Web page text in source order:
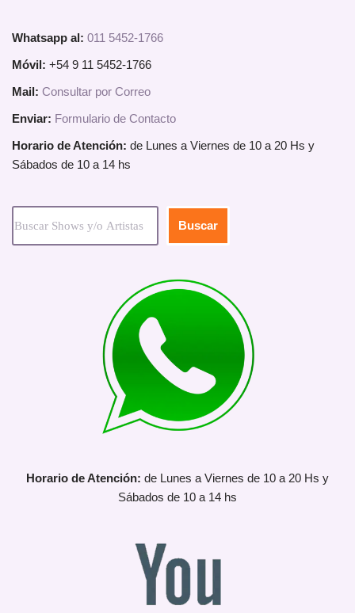
Whatsapp al: 011 5452-1766
Móvil: +54 9 11 5452-1766
Mail: Consultar por Correo
Enviar: Formulario de Contacto
Horario de Atención: de Lunes a Viernes de 10 a 20 Hs y
Sábados de 10 a 14 hs
Buscar
Horario de Atención: de Lunes a Viernes de 10 a 20 Hs y
Sábados de 10 a 14 hs